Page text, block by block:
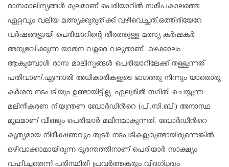
രാസമാലിന്യങ്ങൾ മൂലമാണ് പെരിയാറിൽ സമീപകാലത്തെ
ഏറ്റവും വലിയ മത്സ്യക്കുരുതിക്ക് വഴിവെച്ചത്.ഒത്തിരിയേറേ
വർഷങ്ങളായി പെരിയാറിന്റെ തീരത്തുള്ള മത്സ്യ കർഷകർ
അനുഭവിക്കുന്ന യാതന വളരെ വലുതാണ്. മഴക്കാലം
ആകുമ്പോൾ രാസ മാലിന്യങ്ങൾ പെരിയാറിലേക്ക് തള്ളുന്നത്
പതിവാണ്.എന്നാൽ അധികാരികളുടെ ഭാഗത്തു നിന്നും യാതൊരു
കർശന നടപടിയും ഉണ്ടായിട്ടില്ല. ഏലൂരിൽ സ്ഥിതി ചെയ്യുന്ന
മലിനീകരണ നിയന്ത്രണ ബോർഡിന്‍റെ (പി.സി.ബി) അനാസ്ഥ
മൂലമാണ് വീണ്ടും പെരിയാർ മലിനമാകുന്നത്. ബോർഡിന്‍റെ
കൃത്യമായ നിരീക്ഷണവും തുടർ നടപടികളുമുണ്ടായിരുന്നെങ്കിൽ
ഒഴിവാക്കാമായിരുന്ന ദുരന്തത്തിനാണ് പെരിയാർ സാക്ഷ്യം
വഹിച്ചതെന്ന് പരിസ്ഥിതി പ്രവർത്തകരും വിദഗ്ധരും